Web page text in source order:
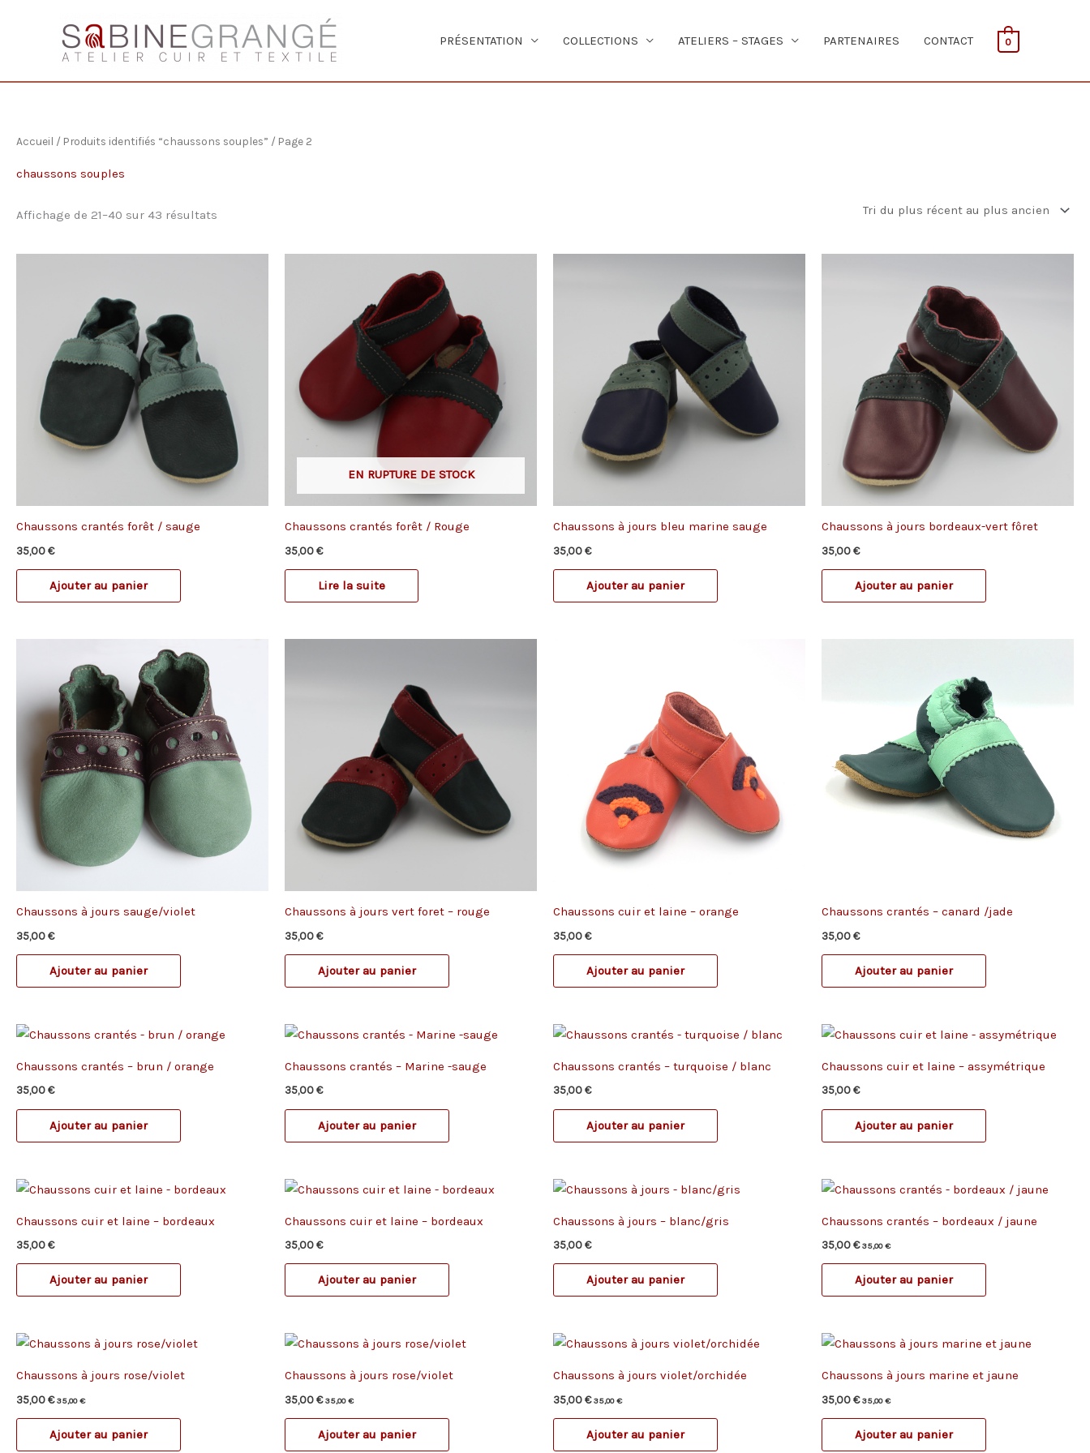
PRÉSENTATION COLLECTIONS ATELIERS – STAGES PARTENAIRES CONTACT 0
Accueil / Produits identifiés “chaussons souples” / Page 2
chaussons souples
Affichage de 21–40 sur 43 résultats
récent
Chaussons crantés forêt / sauge
35,00 €
Ajouter au panier
EN RUPTURE DE STOCK
Chaussons crantés forêt / Rouge
35,00 €
Lire la suite
Chaussons à jours bleu marine sauge
35,00 €
Ajouter au panier
Chaussons à jours bordeaux-vert fôret
35,00 €
Ajouter au panier
Chaussons à jours sauge/violet
35,00 €
Ajouter au panier
Chaussons à jours vert foret – rouge
35,00 €
Ajouter au panier
Chaussons cuir et laine – orange
35,00 €
Ajouter au panier
Chaussons crantés – canard /jade
35,00 €
Ajouter au panier
Chaussons crantés – brun / orange
35,00 €
Ajouter au panier
Chaussons crantés – Marine -sauge
35,00 €
Ajouter au panier
Chaussons crantés – turquoise / blanc
35,00 €
Ajouter au panier
Chaussons cuir et laine – assymétrique
35,00 €
Ajouter au panier
Chaussons cuir et laine – bordeaux
35,00 €
Ajouter au panier
Chaussons cuir et laine – bordeaux
35,00 €
Ajouter au panier
Chaussons à jours – blanc/gris
35,00 €
Ajouter au panier
Chaussons crantés – bordeaux / jaune
35,00 € 35,00€
Ajouter au panier
Chaussons à jours rose/violet
35,00 € 35,00€
Ajouter au panier
Chaussons à jours rose/violet
35,00 € 35,00€
Ajouter au panier
Chaussons à jours violet/orchidée
35,00 € 35,00€
Ajouter au panier
Chaussons à jours marine et jaune
35,00 € 35,00€
Ajouter au panier